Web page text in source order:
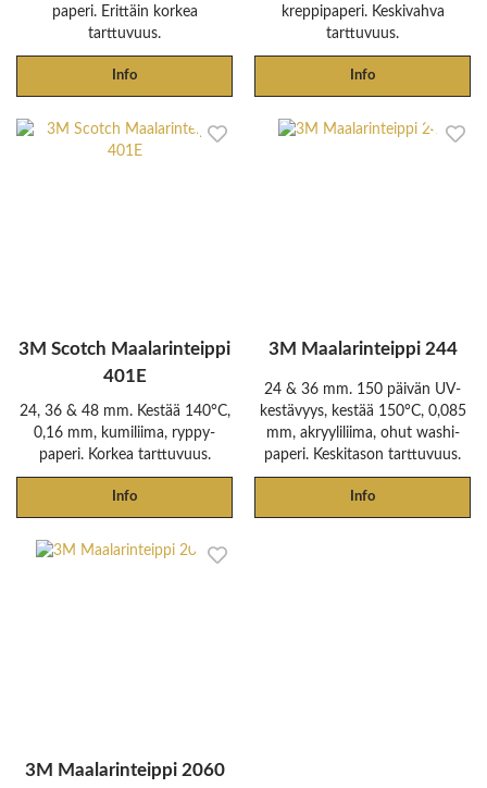
paperi. Erittäin korkea
tarttuvuus.
Info
kreppipaperi. Keskivahva
tarttuvuus.
Info
3M Scotch Maalarinteippi
401E
24, 36 & 48 mm. Kestää 140°C,
0,16 mm, kumiliima, ryppy-
paperi. Korkea tarttuvuus.
Info
3M Maalarinteippi 244
24 & 36 mm. 150 päivän UV-
kestävyys, kestää 150°C, 0,085
mm, akryyliliima, ohut washi-
paperi. Keskitason tarttuvuus.
Info
3M Maalarinteippi 2060